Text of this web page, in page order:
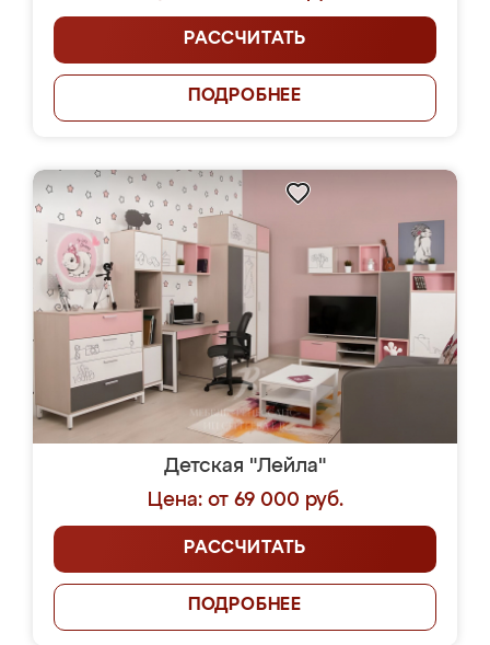
РАССЧИТАТЬ
ПОДРОБНЕЕ
Детская "Лейла"
Цена: от 69 000 руб.
РАССЧИТАТЬ
ПОДРОБНЕЕ